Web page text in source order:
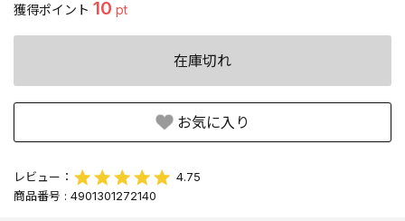
獲得ポイント 10 pt
在庫切れ
お気に入り
4.75
商品番号
4901301272140